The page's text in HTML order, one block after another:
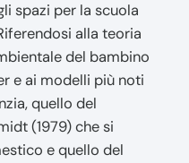
spazi per la scuola
alla teoria
del bambino
e ai modelli più noti
quello del
(1979) che si
e quello del